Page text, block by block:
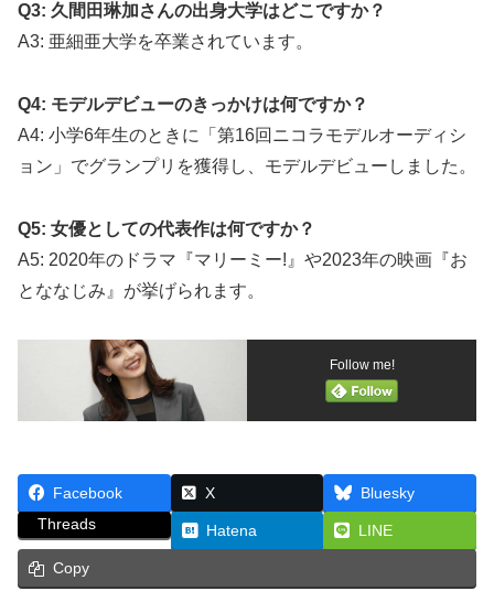
Q3: 久間田琳加さんの出身大学はどこですか？
A3: 亜細亜大学を卒業されています。
Q4: モデルデビューのきっかけは何ですか？
A4: 小学6年生のときに「第16回ニコラモデルオーディシ
ョン」でグランプリを獲得し、モデルデビューしました。
Q5: 女優としての代表作は何ですか？
A5: 2020年のドラマ『マリーミー!』や2023年の映画『お
とななじみ』が挙げられます。
Follow me!
Facebook X
Bluesky
Threads
Hatena LINE
Copy